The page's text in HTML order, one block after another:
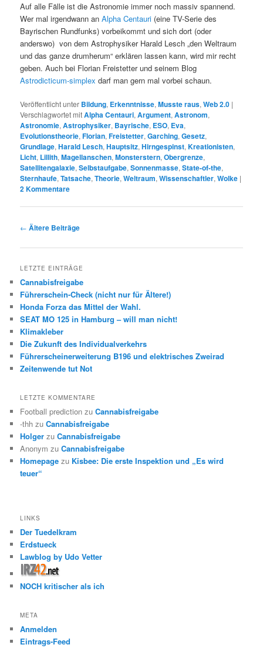
Auf alle Fälle ist die Astronomie immer noch massiv spannend.
Wer mal irgendwann anAlpha Centauri (eine TV-Serie des
Bayrischen Rundfunks) vorbeikommt und sich dort (oder
anderswo) von dem Astrophysiker Harald Lesch „den Weltraum
und das ganze drumherum“ erklären lassen kann, wird mir recht
geben. Auch bei Florian Freistetter und seinem Blog
Astrodicticum-simplex darf man gern mal vorbei schaun.
Veröffentlicht unter Bildung, Erkenntnisse,Musste raus,Web 2.0 |
Verschlagwortet mitAlpha Centauri,Argument,Astronom,
Astronomie,Astrophysiker, Bayrische, ESO, Eva,
Evolutionstheorie,Florian,Freistetter,Garching,Gesetz,
Grundlage,Harald Lesch,Hauptsitz,Hirngespinst,Kreationisten,
Licht, Lillith,Magellanschen,Monsterstern,Obergrenze,
Satellitengalaxie,Selbstaufgabe,Sonnenmasse,State-of-the,
Sternhaufe,Tatsache,Theorie,Weltraum,Wissenschaftler,Wolke |
2Kommentare
Beitrags-
← Ältere Beiträge
LETZTE EINTRÄGE
Cannabisfreigabe
Führerschein-Check (nicht nur für Ältere!)
Honda Forza das Mittel der Wahl.
SEAT MO 125 in Hamburg – will man nicht!
Klimakleber
Die Zukunft des Individualverkehrs
Führerscheinerweiterung B196 und elektrisches Zweirad
Zeitenwende tut Not
LETZTE KOMMENTARE
Football prediction zuCannabisfreigabe
-thh zuCannabisfreigabe
Holger zuCannabisfreigabe
Anonym zuCannabisfreigabe
Homepage zu Kisbee: Die erste Inspektion und „Es wird
teuer“
LINKS
Der Tuedelkram
Erdstueck
Lawblog by Udo Vetter
NOCH kritischer als ich
META
Anmelden
Eintrags-Feed